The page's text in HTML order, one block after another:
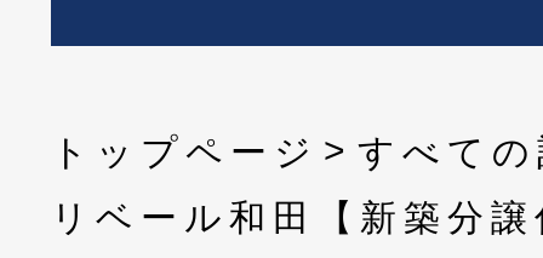
トップページ
すべて
リベール和田【新築分